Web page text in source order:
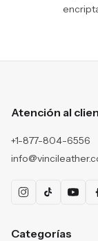
Atención al
+1-877-804-6556
Categorías